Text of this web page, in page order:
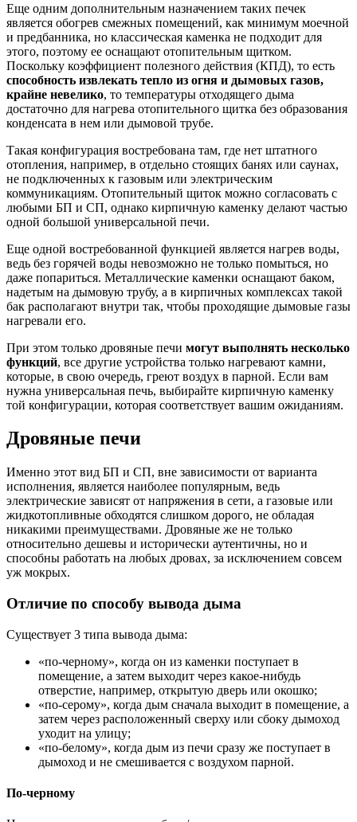
Еще одним дополнительным назначением таких печек
является обогрев смежных помещений, как минимум моечной
и предбанника, но классическая каменка не подходит для
этого, поэтому ее оснащают отопительным щитком.
Поскольку коэффициент полезного действия (КПД), то есть
способность извлекать тепло из огня и дымовых газов,
крайне невелико, то температуры отходящего дыма
достаточно для нагрева отопительного щитка без образования
конденсата в нем или дымовой трубе.
Такая конфигурация востребована там, где нет штатного
отопления, например, в отдельно стоящих банях или саунах,
не подключенных к газовым или электрическим
коммуникациям. Отопительный щиток можно согласовать с
любыми БП и СП, однако кирпичную каменку делают частью
одной большой универсальной печи.
Еще одной востребованной функцией является нагрев воды,
ведь без горячей воды невозможно не только помыться, но
даже попариться. Металлические каменки оснащают баком,
надетым на дымовую трубу, а в кирпичных комплексах такой
бак располагают внутри так, чтобы проходящие дымовые газы
нагревали его.
При этом только дровяные печи могут выполнять несколько
функций, все другие устройства только нагревают камни,
которые, в свою очередь, греют воздух в парной. Если вам
нужна универсальная печь, выбирайте кирпичную каменку
той конфигурации, которая соответствует вашим ожиданиям.
Дровяные печи
Именно этот вид БП и СП, вне зависимости от варианта
исполнения, является наиболее популярным, ведь
электрические зависят от напряжения в сети, а газовые или
жидкотопливные обходятся слишком дорого, не обладая
никакими преимуществами. Дровяные же не только
относительно дешевы и исторически аутентичны, но и
способны работать на любых дровах, за исключением совсем
уж мокрых.
Отличие по способу вывода дыма
Существует 3 типа вывода дыма:
«по-черному», когда он из каменки поступает в
помещение, а затем выходит через какое-нибудь
отверстие, например, открытую дверь или окошко;
«по-серому», когда дым сначала выходит в помещение, а
затем через расположенный сверху или сбоку дымоход
уходит на улицу;
«по-белому», когда дым из печи сразу же поступает в
дымоход и не смешивается с воздухом парной.
По-черному